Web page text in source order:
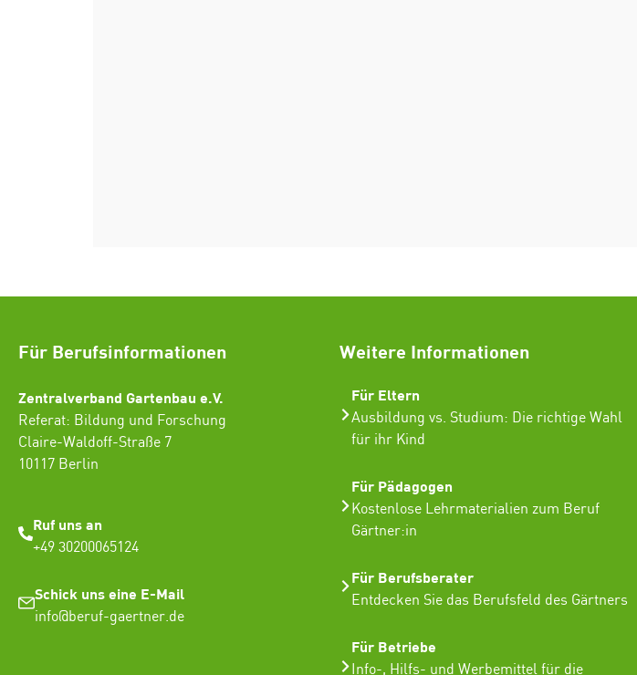
Für Berufsinformationen
Zentralverband Gartenbau e.V.
Referat: Bildung und Forschung
Claire-Waldoff-Straße 7
10117 Berlin
Ruf uns an
+49 30200065124
Schick uns eine E-Mail
info@beruf-gaertner.de
Weitere Informationen
Für Eltern
Ausbildung vs. Studium: Die richtige Wahl
für ihr Kind
Für Pädagogen
Kostenlose Lehrmaterialien zum Beruf
Gärtner:in
Für Berufsberater
Entdecken Sie das Berufsfeld des Gärtners
Für Betriebe
Info-, Hilfs- und Werbemittel für die